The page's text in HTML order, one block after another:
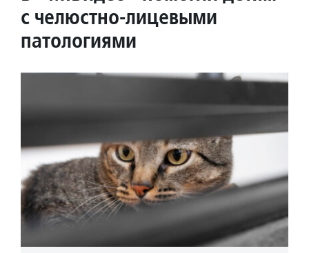
с челюстно-лицевыми
патологиями